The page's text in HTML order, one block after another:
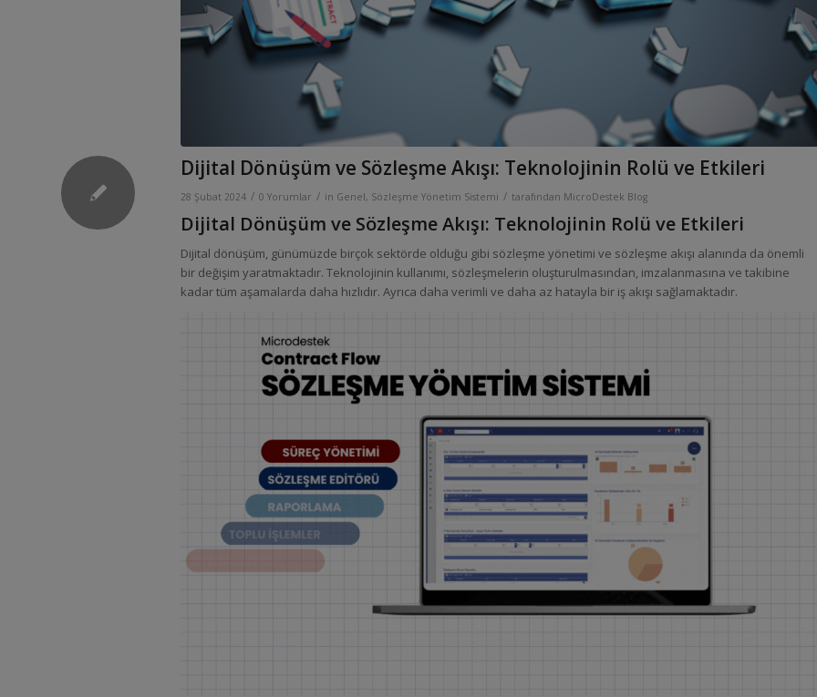
Dijital Dönüşüm ve Sözleşme Akışı: Teknolojinin Rolü ve Etkileri
28 Şubat 2024 / 0 Yorumlar / in Genel, Sözleşme Yönetim Sistemi / tarafından MicroDestek Blog
Dijital Dönüşüm ve Sözleşme Akışı: Teknolojinin Rolü ve Etkileri
Dijital dönüşüm, günümüzde birçok sektörde olduğu gibi sözleşme yönetimi ve sözleşme akışı alanında da önemli
bir değişim yaratmaktadır. Teknolojinin kullanımı, sözleşmelerin oluşturulmasından, imzalanmasına ve takibine
kadar tüm aşamalarda daha hızlıdır. Ayrıca daha verimli ve daha az hatayla bir iş akışı sağlamaktadır.